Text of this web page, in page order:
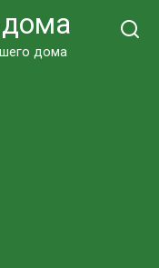
дома